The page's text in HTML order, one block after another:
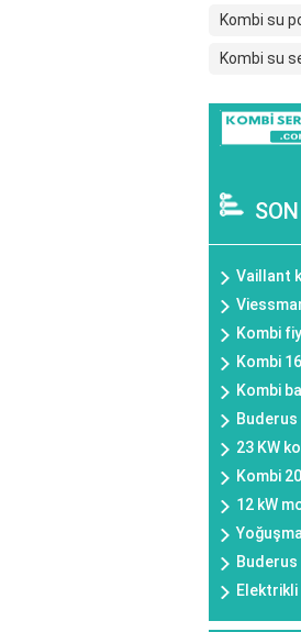
Kombi su
Kombi su
Vaillant
Kombi
Kombi
Kombi
Buderus
23 KW
Kombi
12 kW